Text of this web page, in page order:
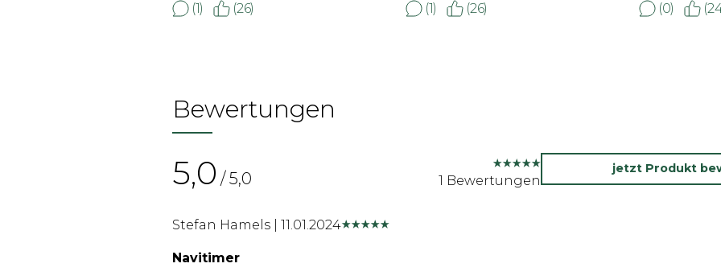
(1) (26) (1) (26) (0)
Bewertungen
5,0 / 5,0 1 Bewertungen
jetzt Produkt
Stefan Hamels 11.01.2024
Navitimer